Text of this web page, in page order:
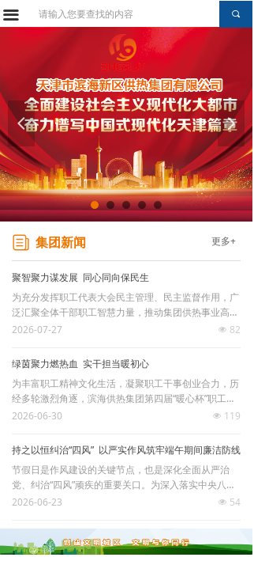
넳 넲
끠
끀网站首页
组织机构
供热区域
业务介绍
集团新闻
通知公告
综合资讯
党建动态
工会园地
团青风采
业务办理指南
行业政策法规
服务网点信息
廉洁文化
끀
更多+
集团新闻
聚智聚力谋发展 同心同向保民生
为充分发挥职工代表大会民主管理、民主监督作用，广
泛汇聚全体干部职工智慧力量，推动集团供热事业高质
量发展，7月23日上午，滨海供热集团召开第二届第三
代表等百余人参加会议。
넶 82
2026-07-27
绿茵聚力燃热血 实干担当暖初心
为丰富职工精神文化生活，凝聚职工干事创业合力，历
经多轮激烈角逐，滨海供热集团第四届“暖心杯”职工足
球联赛圆满收官。本次赛事于4月正式开赛，各子公司
积分赛和决赛两大阶段，累计开展11场对决。球员们默
契传接、奋力防守、全力冲刺，充分展现出团结协作、
迎难而上的良好精神面貌。
넶 119
2026-06-30
持之以恒纠治“四风” 以严实作风筑牢端午期间廉洁防线
节假日是作风建设的关键节点，也是深化全面从严治
党、纠治“四风”顽疾的重要关口。为深入落实中央八项
规定精神，扎实推进“作风建设年”活动走深走实，切实
纪委紧扣区纪委监委驻滨海国投公司纪检监察组各项工
作要求，结合夏季供热工作实际，联合集团综合办公
넶 54
2026-06-23